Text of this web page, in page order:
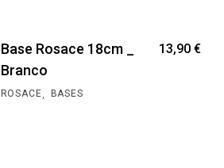
Base Rosace 18cm _
Branco
13,90 €
ROSACE, BASES